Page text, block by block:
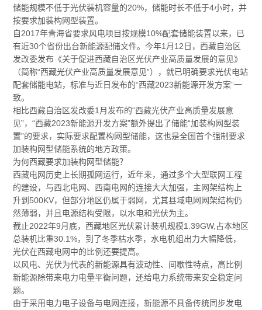
储能规模不低于光伏装机容量的20%，储能时长不低于4小时，并
按要求加装构网型装置。
自2017年青海省要求风电项目按规模10%配套储能装置以来，已
有近30个省份出台新能源配储文件。今年1月12日，西藏自治区
发改委发布《关于促进西藏自治区光伏产业高质量发展的意见》
（简称“西藏光伏产业高质量发展意见”），就已明确要求光伏电站
配套储能电站，标准与近日发布的“西藏2023新能源开发方案”一
致。
相比西藏自治区发改委1月发布的“西藏光伏产业高质量发展意
见”，“西藏2023新能源开发方案”额外提出了储能“加装构网型装
置”的要求，实际要求配置构网型储能，这也是全国首个强制要求
加装构网型储能系统的地方政策。
为何西藏要求加装构网型储能？
西藏电网历史上长期孤网运行，近年来，通过多个大型联网工程
的建设，与西北电网、西南电网的连接大大加强，主网架结构上
升到500KV，但部分地区仍属于弱网，尤其县域电网网架结构仍
然薄弱，并且电源结构受限，以水电和光伏为主。
截止2022年9月底，西藏地区光伏累计装机规模1.39GW,占本地区
总装机比重30.1%，到了冬季枯水季，水电机组出力大幅降低，
光伏在西藏电网中的比例还要提高。
以风电、光伏为代表的新能源具有波动性、间歇性特点，高比例
新能源除带来电力电量平衡问题，还给电力系统带来安全稳定问
题。
由于采用电力电子设备与电网连接，新能源不具备传统同步发电